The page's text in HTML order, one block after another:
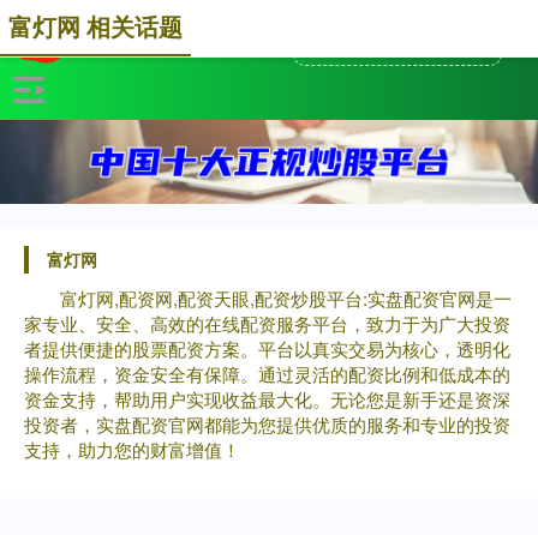
富灯网
富灯网,配资网,配资天眼,配资炒股平台:实盘配资官网是一
家专业、安全、高效的在线配资服务平台，致力于为广大投资
者提供便捷的股票配资方案。平台以真实交易为核心，透明化
操作流程，资金安全有保障。通过灵活的配资比例和低成本的
资金支持，帮助用户实现收益最大化。无论您是新手还是资深
投资者，实盘配资官网都能为您提供优质的服务和专业的投资
支持，助力您的财富增值！
富灯网 相关话题